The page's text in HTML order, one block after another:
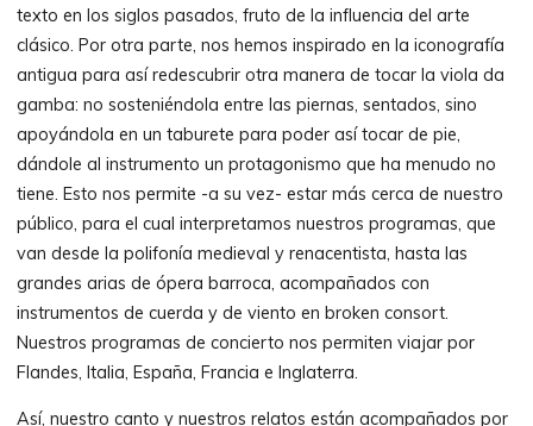
texto en los siglos pasados, fruto de la influencia del arte
clásico. Por otra parte, nos hemos inspirado en la iconografía
antigua para así redescubrir otra manera de tocar la viola da
gamba: no sosteniéndola entre las piernas, sentados, sino
apoyándola en un taburete para poder así tocar de pie,
dándole al instrumento un protagonismo que ha menudo no
tiene. Esto nos permite -a su vez- estar más cerca de nuestro
público, para el cual interpretamos nuestros programas, que
van desde la polifonía medieval y renacentista, hasta las
grandes arias de ópera barroca, acompañados con
instrumentos de cuerda y de viento en broken consort.
Nuestros programas de concierto nos permiten viajar por
Flandes, Italia, España, Francia e Inglaterra.
Así, nuestro canto y nuestros relatos están acompañados por